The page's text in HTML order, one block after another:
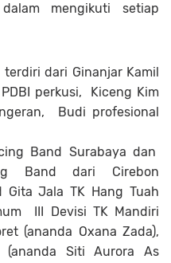
mengikuti setiap
dari Ginanjar Kamil
perkusi, Kiceng Kim
Budi profesional
Band Surabaya dan
Band dari Cirebon
Gita Jala TK Hang Tuah
III Devisi TK Mandiri
(ananda Oxana Zada),
(ananda Siti Aurora As